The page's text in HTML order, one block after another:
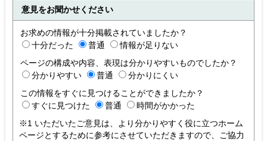
意見をお聞かせください
お求めの情報が十分掲載されていましたか？
十分だった
普通
情報が足りない
ページの構成や内容、表現は分かりやすいものでしたか？
分かりやすい
普通
分かりにくい
この情報をすぐに見つけることができましたか？
すぐに見つけた
普通
時間がかかった
※1 いただいたご意見は、より分かりやすく役に立つホーム
ページとするために参考にさせていただきますので、ご協力